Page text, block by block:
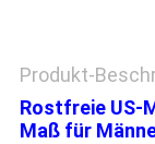
Produkt-
Rostfreie US-
Maß für